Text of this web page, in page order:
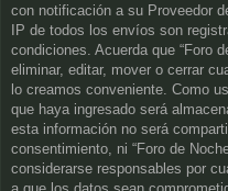
con notificación a su Proveedor
IP de todos los envíos son
condiciones. Acuerda que “Foro
eliminar, editar, mover o cerrar
lo creamos conveniente. Como
que haya ingresado será
esta información no será
consentimiento, ni “Foro de
considerarse responsables por
a que los datos sean